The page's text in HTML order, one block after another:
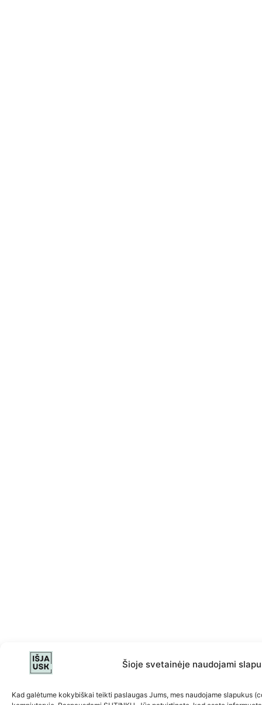
Šioje svetainėje naudojami
Kad galėtume kokybiškai teikti paslaugas Jums, mes naudojame slapukus